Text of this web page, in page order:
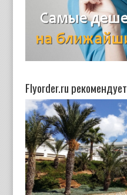
Flyorder.ru рекомендует